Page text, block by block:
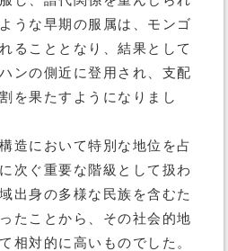
うな早期の服属は、モンゴ
ることとなり、結果として
ンの側近に登用され、支配
を果たすようになりまし
造において特別な地位を占
次ぐ重要な階級として扱わ
出身の多様な民族を含むた
たことから、その社会的地
相対的に高いものでした。